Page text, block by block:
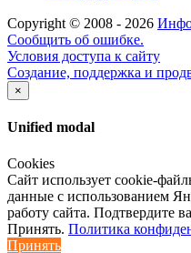
Copyright © 2008 - 2026
Сообщить об ошибке.
Условия доступа к сайту
Создание, поддержка и
×
Unified modal
Cookies
Сайт использует cookie-
данные с использованием
работу сайта. Подтвердите
Принять. Политика
Принять